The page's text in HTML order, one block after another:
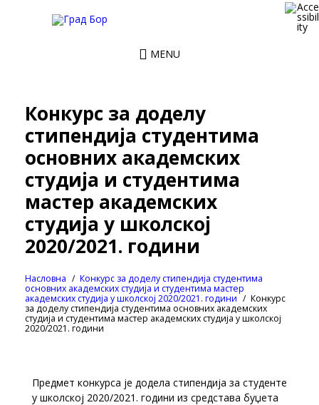
MENU
Конкурс за доделу
стипендија студентима
основних академских
студија и студентима
мастер академских
студија у школској
2020/2021. години
Насловна
Конкурс за доделу стипендија студентима
основних академских студија и студентима мастер
академских студија у школској 2020/2021. години
Конкурс
за доделу стипендија студентима основних академских
студија и студентима мастер академских студија у школској
2020/2021. години
Предмет конкурса је додела стипендија за студенте
у школској 2020/2021. години из средстава буџета